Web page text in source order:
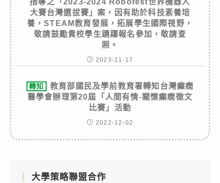
指導之「2023-2024 Robofest世界機器人
大賽台灣選拔賽」案，因有助於科技素養培
養，STEAM教育發展，拓展學生國際視野，
敬請鼓勵貴校學生踴躍報名參加，敬請查
照。
2023-11-17
轉知
教育部國民及學前教育署轉知台灣癲癇
醫學會辦理第20屆「人間有情-關懷癲癇徵文
比賽」活動
2022-12-02
大學策略聯盟合作